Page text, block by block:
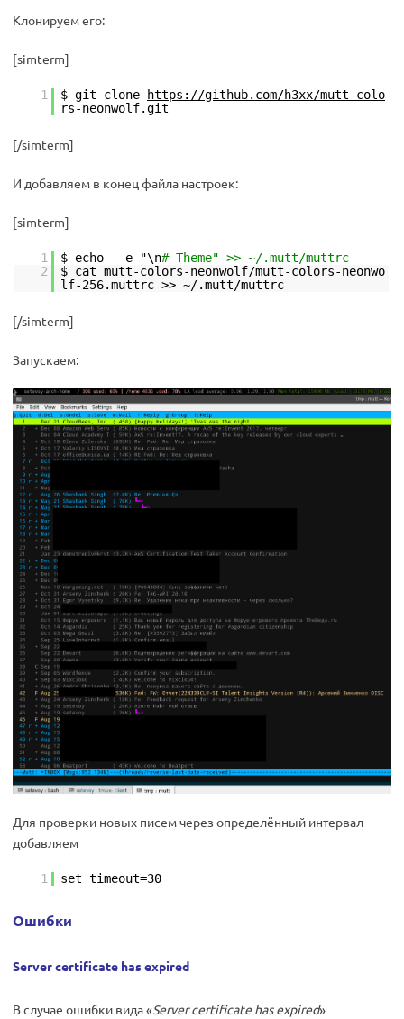
Клонируем его:
[simterm]
1 $ git clone
https://github.com/h3xx/mutt-colo
rs-neonwolf.git
[/simterm]
И добавляем в конец файла настроек:
[simterm]
1 $ echo -e "\n# Theme" >> ~/.mutt/muttrc
2
$ cat mutt-colors-neonwolf/mutt-colors-neonwo
lf-256.muttrc >> ~/.mutt/muttrc
[/simterm]
Запускаем:
Для проверки новых писем через определённый интервал —
добавляем
1 set timeout=30
Ошибки
Server certificate has expired
В случае ошибки вида «Server certificate has expired»